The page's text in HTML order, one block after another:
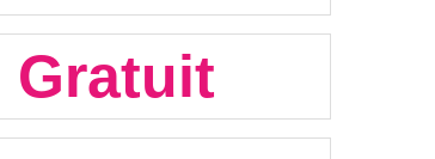
Gratuit